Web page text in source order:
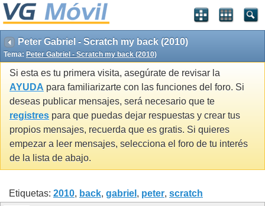
Peter Gabriel - Scratch my back (2010)
Tema: Peter Gabriel - Scratch my back (2010)
Si esta es tu primera visita, asegúrate de revisar la
AYUDA para familiarizarte con las funciones del foro. Si
deseas publicar mensajes, será necesario que te
registres para que puedas dejar respuestas y crear tus
propios mensajes, recuerda que es gratis. Si quieres
empezar a leer mensajes, selecciona el foro de tu interés
de la lista de abajo.
Etiquetas: 2010, back, gabriel , peter, scratch